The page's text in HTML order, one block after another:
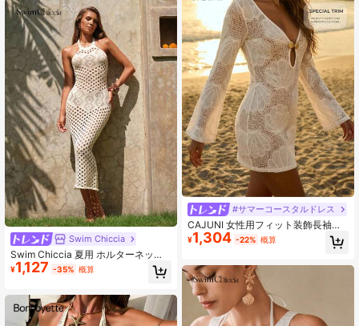
Swim Chiccia
Swim Chiccia 夏用 ホルターネック
中空 カバーアップドレス
¥1,127 -35% 概算
#サマーコースタルドレス
CAJUNI 女性用フィット装飾長袖透
かし彫りカバーアップドレス バケー
ション用
¥1,304 -22% 概算